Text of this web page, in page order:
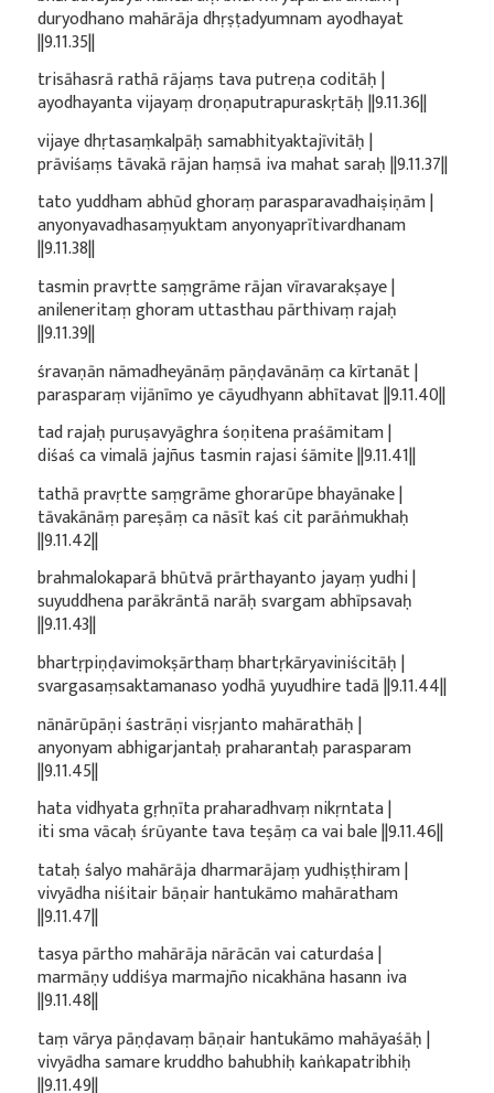
duryodhano mahārāja dhṛṣṭadyumnam ayodhayat
||9.11.35||
trisāhasrā rathā rājaṃs tava putreṇa coditāḥ |
ayodhayanta vijayaṃ droṇaputrapuraskṛtāḥ ||9.11.36||
vijaye dhṛtasaṃkalpāḥ samabhityaktajīvitāḥ |
prāviśaṃs tāvakā rājan haṃsā iva mahat saraḥ ||9.11.37||
tato yuddham abhūd ghoraṃ parasparavadhaiṣiṇām |
anyonyavadhasaṃyuktam anyonyaprītivardhanam
||9.11.38||
tasmin pravṛtte saṃgrāme rājan vīravarakṣaye |
anileneritaṃ ghoram uttasthau pārthivaṃ rajaḥ
||9.11.39||
śravaṇān nāmadheyānāṃ pāṇḍavānāṃ ca kīrtanāt |
parasparaṃ vijānīmo ye cāyudhyann abhītavat ||9.11.40||
tad rajaḥ puruṣavyāghra śoṇitena praśāmitam |
diśaś ca vimalā jajñus tasmin rajasi śāmite ||9.11.41||
tathā pravṛtte saṃgrāme ghorarūpe bhayānake |
tāvakānāṃ pareṣāṃ ca nāsīt kaś cit parāṅmukhaḥ
||9.11.42||
brahmalokaparā bhūtvā prārthayanto jayaṃ yudhi |
suyuddhena parākrāntā narāḥ svargam abhīpsavaḥ
||9.11.43||
bhartṛpiṇḍavimokṣārthaṃ bhartṛkāryaviniścitāḥ |
svargasaṃsaktamanaso yodhā yuyudhire tadā ||9.11.44||
nānārūpāṇi śastrāṇi visṛjanto mahārathāḥ |
anyonyam abhigarjantaḥ praharantaḥ parasparam
||9.11.45||
hata vidhyata gṛhṇīta praharadhvaṃ nikṛntata |
iti sma vācaḥ śrūyante tava teṣāṃ ca vai bale ||9.11.46||
tataḥ śalyo mahārāja dharmarājaṃ yudhiṣṭhiram |
vivyādha niśitair bāṇair hantukāmo mahāratham
||9.11.47||
tasya pārtho mahārāja nārācān vai caturdaśa |
marmāṇy uddiśya marmajño nicakhāna hasann iva
||9.11.48||
taṃ vārya pāṇḍavaṃ bāṇair hantukāmo mahāyaśāḥ |
vivyādha samare kruddho bahubhiḥ kaṅkapatribhiḥ
||9.11.49||